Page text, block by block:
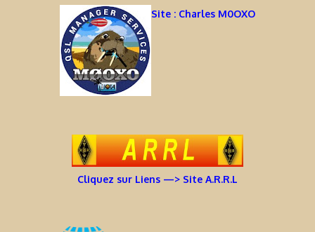
Site : Charles M0OXO
Cliquez sur Liens —> Site A.R.R.L